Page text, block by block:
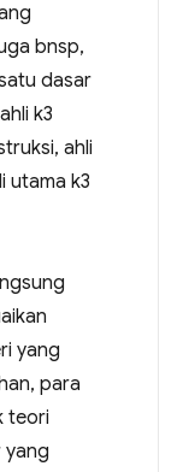
bnsp,
dasar
k3
ahli
utama k3
yang
para
teori
yang